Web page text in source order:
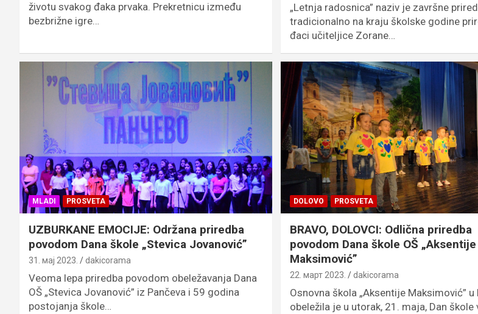
životu svakog đaka prvaka. Prekretnicu između
bezbrižne igre…
„Letnja radosnica” naziv je završne
tradicionalno na kraju školske godine
đaci učiteljice Zorane…
MLADI PROSVETA
UZBURKANE EMOCIJE: Održana priredba
povodom Dana škole „Stevica Jovanović”
31. мај 2023. dakicorama
Veoma lepa priredba povodom obeležavanja Dana
OŠ „Stevica Jovanović” iz Pančeva i 59 godina
postojanja škole…
DOLOVO PROSVETA
BRAVO, DOLOVCI: Odlična priredba
povodom Dana škole OŠ „Aksentije
Maksimović”
22. март 2023. dakicorama
Osnovna škola „Aksentije Maksimović” u
obeležila je u utorak, 21. maja, Dan škole